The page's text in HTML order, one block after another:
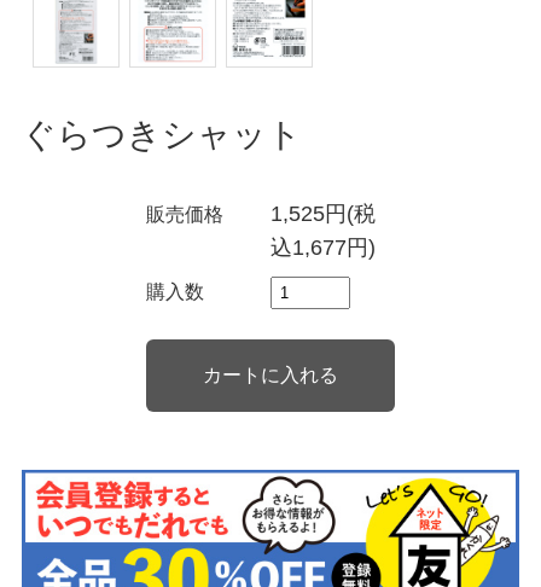
ぐらつきシャット
販売価格
1,525円(税
込1,677円)
購入数